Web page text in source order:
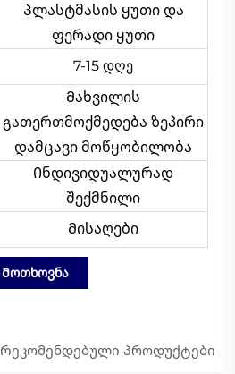
Პლასტმასის ყუთი და
ფერადი ყუთი
7-15 დღე
Მახვილის
გათერთმოქმედება ზეპირი
დამცავი მოწყობილობა
Ინდივიდუალურად
შექმნილი
Მისაღები
Მოთხოვნა
Რეკომენდებული პროდუქტები